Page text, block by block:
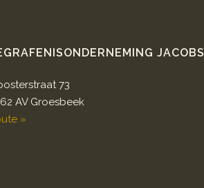
JACOBS
73
AV Groesbeek
»